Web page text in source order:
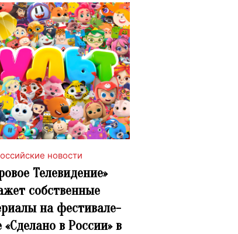
новости
Телевидение»
собственные
на фестивале-
в России» в